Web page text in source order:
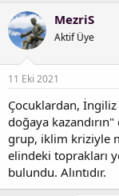
n
u
y
b
a
ş
a
t
a
n
ş
a
ç
a
r
i
h
i
MezriS
Aktif Üye
11 Eki 2021
Çocuklardan,
doğaya
grup, iklim kriziyle
elindeki toprakları
bulundu. Alıntıdır.